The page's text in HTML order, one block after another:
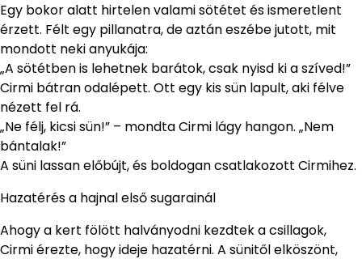
Egy bokor alatt hirtelen valami sötétet és ismeretlent
érzett. Félt egy pillanatra, de aztán eszébe jutott, mit
mondott neki anyukája:
„A sötétben is lehetnek barátok, csak nyisd ki a szíved!”
Cirmi bátran odalépett. Ott egy kis sün lapult, aki félve
nézett fel rá.
„Ne félj, kicsi sün!” – mondta Cirmi lágy hangon. „Nem
bántalak!”
A süni lassan előbújt, és boldogan csatlakozott Cirmihez.
Hazatérés a hajnal első sugarainál
Ahogy a kert fölött halványodni kezdtek a csillagok,
Cirmi érezte, hogy ideje hazatérni. A sünitől elköszönt,